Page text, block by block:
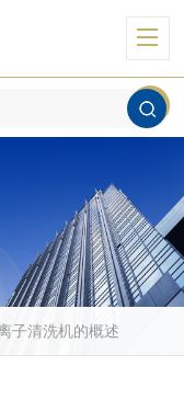
子清洗机的概述